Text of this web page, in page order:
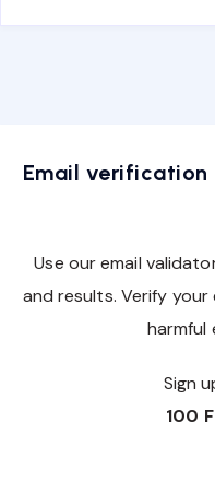
Email
Use our email
and results. Verify
harmful
Sign
100